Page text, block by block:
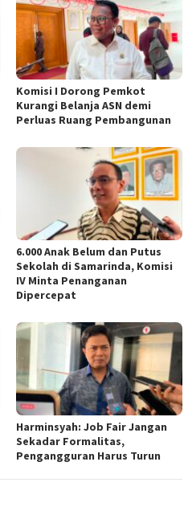
Komisi I Dorong Pemkot
Kurangi Belanja ASN demi
Perluas Ruang Pembangunan
6.000 Anak Belum dan Putus
Sekolah di Samarinda, Komisi
IV Minta Penanganan
Dipercepat
Harminsyah: Job Fair Jangan
Sekadar Formalitas,
Pengangguran Harus Turun